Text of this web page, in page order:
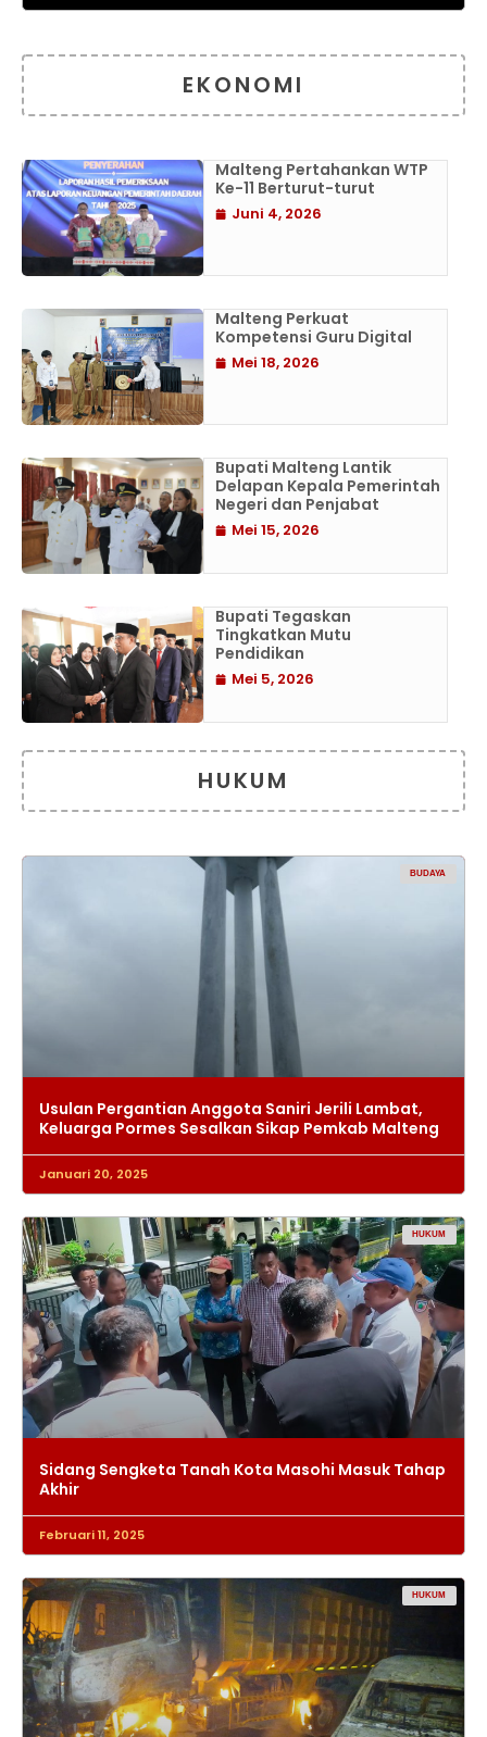
EKONOMI
Malteng Pertahankan WTP
Ke-11 Berturut-turut
Juni 4, 2026
Malteng Perkuat
Kompetensi Guru Digital
Mei 18, 2026
Bupati Malteng Lantik
Delapan Kepala Pemerintah
Negeri dan Penjabat
Mei 15, 2026
Bupati Tegaskan
Tingkatkan Mutu
Pendidikan
Mei 5, 2026
HUKUM
BUDAYA
Usulan Pergantian Anggota Saniri Jerili Lambat,
Keluarga Pormes Sesalkan Sikap Pemkab Malteng
Januari 20, 2025
HUKUM
Sidang Sengketa Tanah Kota Masohi Masuk Tahap
Akhir
Februari 11, 2025
HUKUM